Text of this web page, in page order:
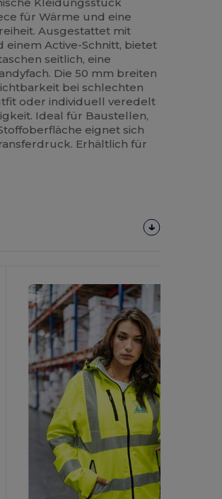
für Wärme und eine
Ausgestattet mit
Active-Schnitt, bietet
seitlich, eine
Die 50 mm breiten
bei schlechten
oder individuell veredelt
Ideal für Baustellen,
eignet sich
Erhältlich für